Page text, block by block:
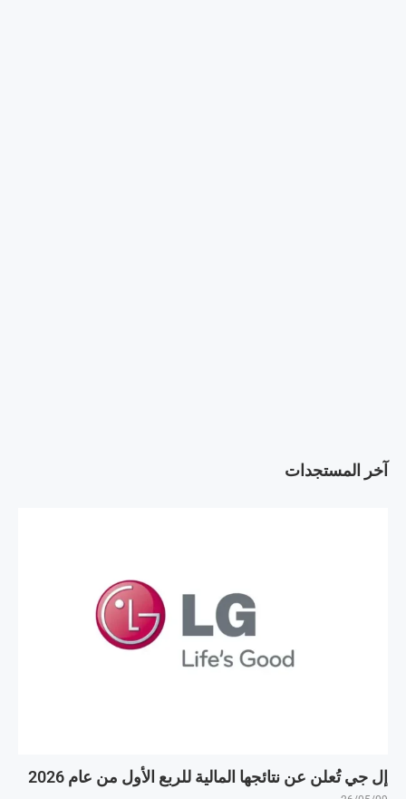
آخر المستجدات
إل جي تُعلن عن نتائجها المالية للربع الأول من عام 2026